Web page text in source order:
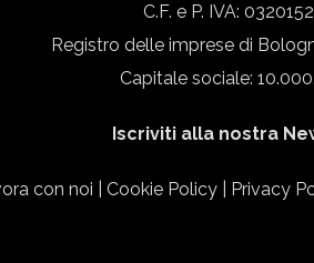
C.F. e P. IVA:
Registro delle imprese di
Capitale sociale:
Iscriviti alla nostra
con noi Cookie Policy| Privacy